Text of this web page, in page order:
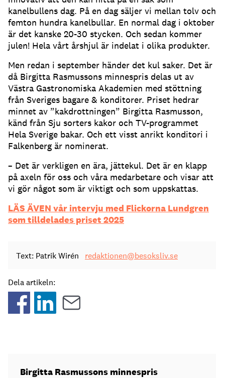
kanelbullens dag. På en dag säljer vi mellan tolv och
femton hundra kanelbullar. En normal dag i oktober
är det kanske 20-30 stycken. Och sedan kommer
julen! Hela vårt årshjul är indelat i olika produkter.
Men redan i september händer det kul saker. Det är
då Birgitta Rasmussons minnespris delas ut av
Västra Gastronomiska Akademien med stöttning
från Sveriges bagare & konditorer. Priset hedrar
minnet av ”kakdrottningen” Birgitta Rasmusson,
känd från Sju sorters kakor och TV-programmet
Hela Sverige bakar. Och ett visst anrikt konditori i
Falkenberg är nominerat.
– Det är verkligen en ära, jättekul. Det är en klapp
på axeln för oss och våra medarbetare och visar att
vi gör något som är viktigt och som uppskattas.
LÄS ÄVEN vår intervju med Flickorna Lundgren
som tilldelades priset 2025
Text: Patrik Wirén redaktionen@besoksliv.se
Dela artikeln:
Birgitta Rasmussons minnespris